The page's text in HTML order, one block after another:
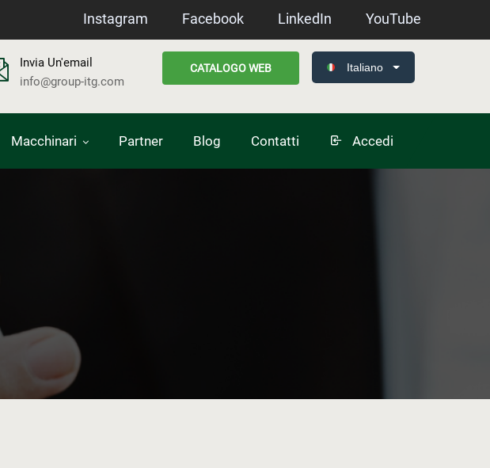
Instagram Facebook LinkedIn YouTube
Invia Un'email
info@group-itg.com
CATALOGO WEB Italiano
Macchinari Partner Blog Contatti Accedi